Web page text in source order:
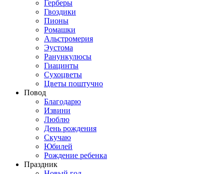
Герберы
Гвоздики
Пионы
Ромашки
Альстромерия
Эустома
Ранункулюсы
Гиацинты
Сухоцветы
Цветы поштучно
Повод
Благодарю
Извини
Люблю
День рождения
Скучаю
Юбилей
Рождение ребенка
Праздник